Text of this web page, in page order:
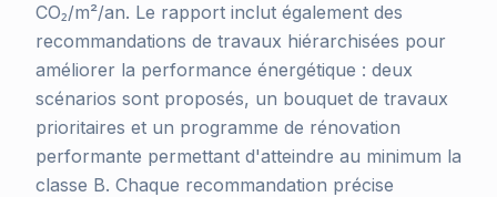
CO₂/m²/an. Le rapport inclut également des
recommandations de travaux hiérarchisées pour
améliorer la performance énergétique : deux
scénarios sont proposés, un bouquet de travaux
prioritaires et un programme de rénovation
performante permettant d'atteindre au minimum la
classe B. Chaque recommandation précise